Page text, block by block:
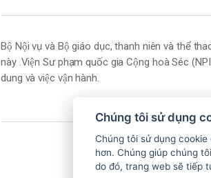
Bộ Nội vụ và Bộ giáo dục, thanh niên và thể
này .Viện Sư phạm quốc gia Cộng hoà Séc
dung và việc vận hành.
©
Chúng tôi sử dụng
Chúng tôi sử dụng
hơn. Chúng giúp chúng
do đó, trang web sẽ tiếp